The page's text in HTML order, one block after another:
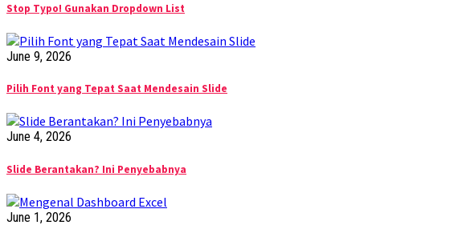
Stop Typo! Gunakan Dropdown List
June 9, 2026
Pilih Font yang Tepat Saat Mendesain Slide
June 4, 2026
Slide Berantakan? Ini Penyebabnya
June 1, 2026